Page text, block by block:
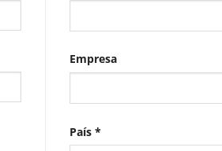
Empresa
País *